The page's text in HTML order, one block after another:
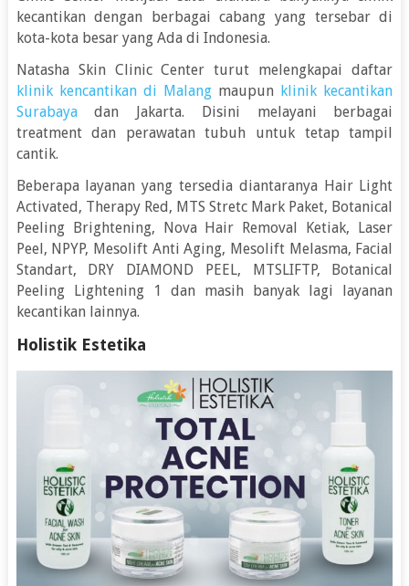
kecantikan dengan berbagai cabang yang tersebar di
kota-kota besar yang Ada di Indonesia.
Natasha Skin Clinic Center turut melengkapai daftar
klinik kencantikan di Malangmaupun klinik kecantikan
Surabayadan Jakarta. Disini melayani berbagai
treatment dan perawatan tubuh untuk tetap tampil
cantik.
Beberapa layanan yang tersedia diantaranya Hair Light
Activated, Therapy Red, MTS Stretc Mark Paket, Botanical
Peeling Brightening, Nova Hair Removal Ketiak, Laser
Peel, NPYP, Mesolift Anti Aging, Mesolift Melasma, Facial
Standart, DRY DIAMOND PEEL, MTSLIFTP, Botanical
Peeling Lightening 1 dan masih banyak lagi layanan
kecantikan lainnya.
Holistik Estetika